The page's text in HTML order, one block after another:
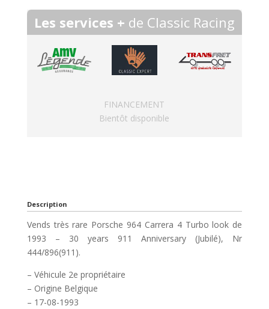
Les services + de Classic Racing
FINANCEMENT
Bientôt disponible
Description
Vends très rare Porsche 964 Carrera 4 Turbo look de
1993 – 30 years 911 Anniversary (Jubilé), Nr
444/896(911).
– Véhicule 2e propriétaire
– Origine Belgique
– 17-08-1993